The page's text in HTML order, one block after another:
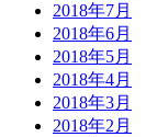
2018年7月
2018年6月
2018年5月
2018年4月
2018年3月
2018年2月